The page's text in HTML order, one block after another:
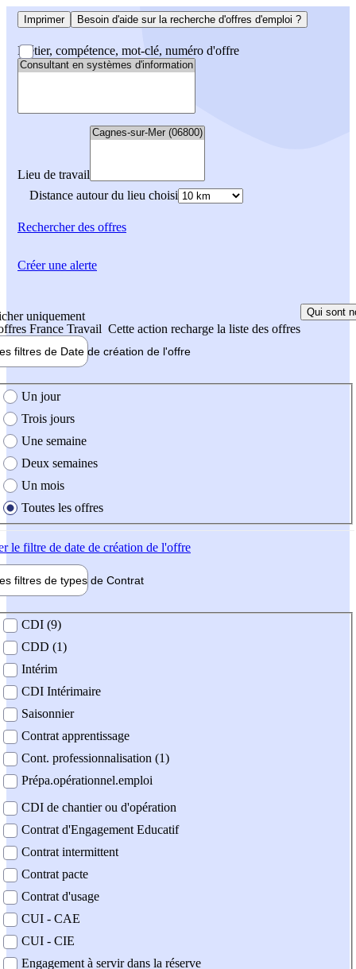
Imprimer Besoin d'aide sur la recherche d'offres d'emploi ?
Métier, compétence, mot-clé, numéro d'offre
Lieu de travail
Distance autour du lieu choisi
Rechercherdes offres
uniquement
France Travail Cette action recharge la liste des offres
Qui sont
filtres de Date de création de l'offre
création de l'offre
Un jour
Trois jours
Une semaine
Deux semaines
Un mois
Toutes les offres
le filtre de date de création de l'offre
filtres de types de Contrat
contrat
CDI (9)
CDD (1)
Intérim
CDI Intérimaire
Saisonnier
Contrat apprentissage
Cont. professionnalisation (1)
Prépa.opérationnel.emploi
CDI de chantier ou d'opération
Contrat d'Engagement Educatif
Contrat intermittent
Contrat pacte
Contrat d'usage
CUI - CAE
CUI - CIE
Engagement à servir dans la réserve
Créer une alerte